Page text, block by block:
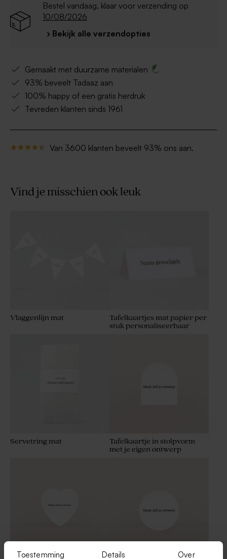
Toestemming Details Over
Bestel vandaag, klaar voor verzending op
10/08/2026
› Bekijk alle verzendopties
Gemaakt met duurzame materialen
93% beveelt Tadaaz aan
100% happy of een gratis herdruk
Tevreden klanten sinds 1961
Van 3600 klanten beveelt 93% ons aan.
Vind je misschien ook leuk
Vlaggenlijn mat
Tafelkaartjes mat papier per
stuk personaliseerbaar
Servetring mat
Tafelkaartje in stolpvorm
met je eigen ontwerp